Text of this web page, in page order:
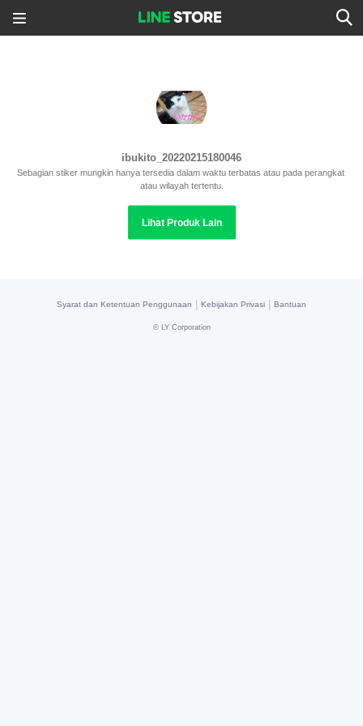
ibukito_20220215180046
Sebagian stiker mungkin hanya tersedia dalam waktu terbatas atau pada perangkat
atau wilayah tertentu.
Lihat Produk Lain
Syarat dan Ketentuan Penggunaan Kebijakan Privasi Bantuan
© LY Corporation